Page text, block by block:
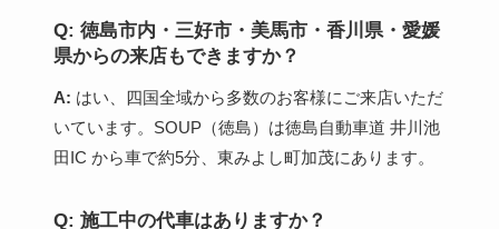
Q: 徳島市内・三好市・美馬市・香川県・愛媛
県からの来店もできますか？
A: はい、四国全域から多数のお客様にご来店いただ
いています。SOUP（徳島）は徳島自動車道 井川池
田IC から車で約5分、東みよし町加茂にあります。
Q: 施工中の代車はありますか？